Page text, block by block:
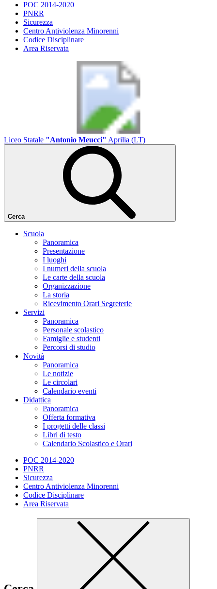
POC 2014-2020
PNRR
Sicurezza
Centro Antiviolenza Minorenni
Codice Disciplinare
Area Riservata
Liceo Statale "Antonio Meucci" Aprilia (LT)
Cerca
Scuola
Panoramica
Presentazione
I luoghi
I numeri della scuola
Le carte della scuola
Organizzazione
La storia
Ricevimento Orari Segreterie
Servizi
Panoramica
Personale scolastico
Famiglie e studenti
Percorsi di studio
Novità
Panoramica
Le notizie
Le circolari
Calendario eventi
Didattica
Panoramica
Offerta formativa
I progetti delle classi
Libri di testo
Calendario Scolastico e Orari
POC 2014-2020
PNRR
Sicurezza
Centro Antiviolenza Minorenni
Codice Disciplinare
Area Riservata